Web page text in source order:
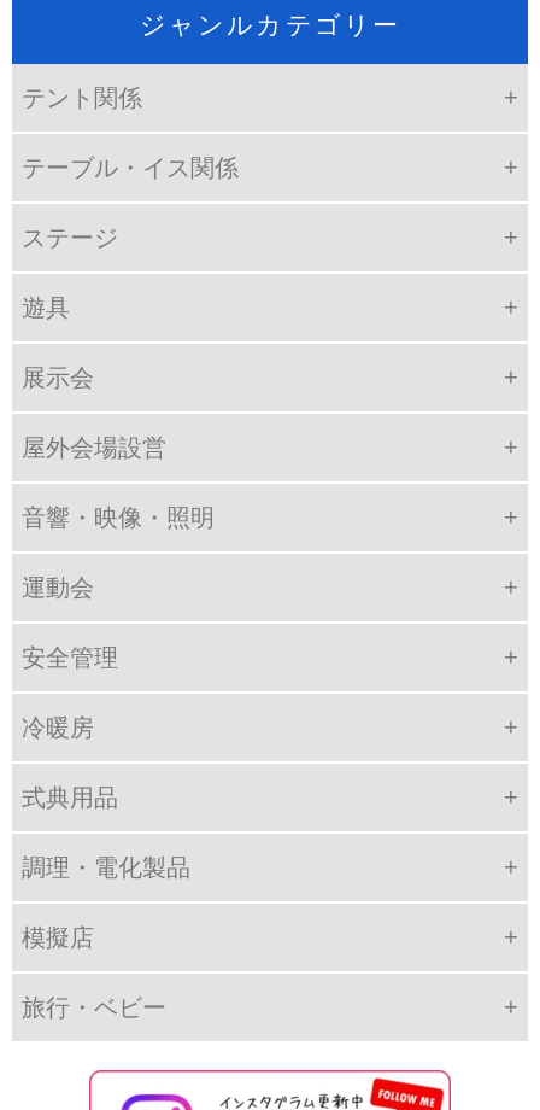
ジャンルカテゴリー
テント関係
テーブル・イス関係
ステージ
遊具
展示会
屋外会場設営
音響・映像・照明
運動会
安全管理
冷暖房
式典用品
調理・電化製品
模擬店
旅行・ベビー